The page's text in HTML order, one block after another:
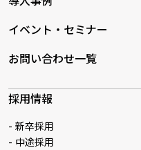
イベント・セミナー
お問い合わせ一覧
採用情報
新卒採用
中途採用